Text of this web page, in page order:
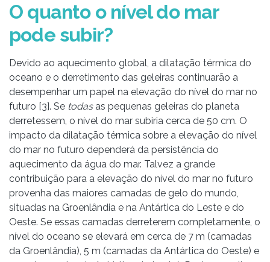
O quanto o nível do mar
pode subir?
Devido ao aquecimento global, a dilatação térmica do
oceano e o derretimento das geleiras continuarão a
desempenhar um papel na elevação do nível do mar no
futuro [3]. Se todas as pequenas geleiras do planeta
derretessem, o nível do mar subiria cerca de 50 cm. O
impacto da dilatação térmica sobre a elevação do nível
do mar no futuro dependerá da persistência do
aquecimento da água do mar. Talvez a grande
contribuição para a elevação do nível do mar no futuro
provenha das maiores camadas de gelo do mundo,
situadas na Groenlândia e na Antártica do Leste e do
Oeste. Se essas camadas derreterem completamente, o
nível do oceano se elevará em cerca de 7 m (camadas
da Groenlândia), 5 m (camadas da Antártica do Oeste) e